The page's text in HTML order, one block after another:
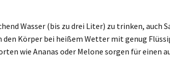
Wasser (bis zu drei Liter) zu trinken, auch
Körper bei heißem Wetter mit genug
wie Ananas oder Melone sorgen für einen